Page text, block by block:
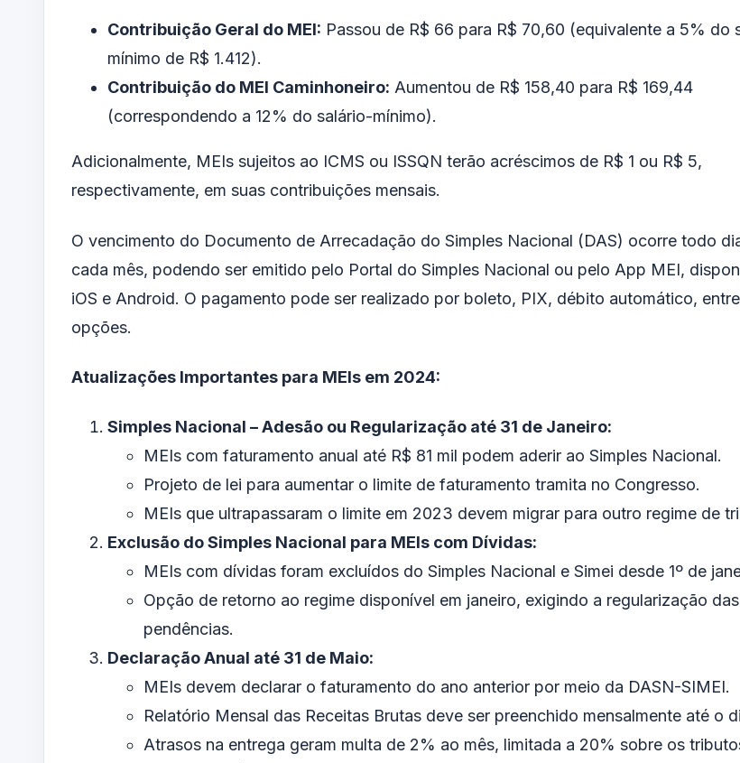
Contribuição Geral do MEI: Passou de R$ 66 para R$ 70,60 (equivalente a 5% do
mínimo de R$ 1.412).
Contribuição do MEI Caminhoneiro: Aumentou de R$ 158,40 para R$ 169,44
(correspondendo a 12% do salário-mínimo).
Adicionalmente, MEIs sujeitos ao ICMS ou ISSQN terão acréscimos de R$ 1 ou R$ 5,
respectivamente, em suas contribuições mensais.
O vencimento do Documento de Arrecadação do Simples Nacional (DAS) ocorre todo
cada mês, podendo ser emitido pelo Portal do Simples Nacional ou pelo App MEI,
iOS e Android. O pagamento pode ser realizado por boleto, PIX, débito automático,
opções.
Atualizações Importantes para MEIs em 2024:
Simples Nacional – Adesão ou Regularização até 31 de Janeiro:
MEIs com faturamento anual até R$ 81 mil podem aderir ao Simples Nacional.
Projeto de lei para aumentar o limite de faturamento tramita no Congresso.
MEIs que ultrapassaram o limite em 2023 devem migrar para outro regime de
Exclusão do Simples Nacional para MEIs com Dívidas:
MEIs com dívidas foram excluídos do Simples Nacional e Simei desde 1º de
Opção de retorno ao regime disponível em janeiro, exigindo a regularização das
pendências.
Declaração Anual até 31 de Maio:
MEIs devem declarar o faturamento do ano anterior por meio da DASN-SIMEI.
Relatório Mensal das Receitas Brutas deve ser preenchido mensalmente até o
Atrasos na entrega geram multa de 2% ao mês, limitada a 20% sobre os